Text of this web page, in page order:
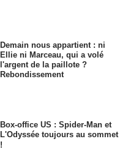
Demain nous appartient : ni
Ellie ni Marceau, qui a volé
l'argent de la paillote ?
Rebondissement
Box-office US : Spider-Man et
L'Odyssée toujours au sommet
!